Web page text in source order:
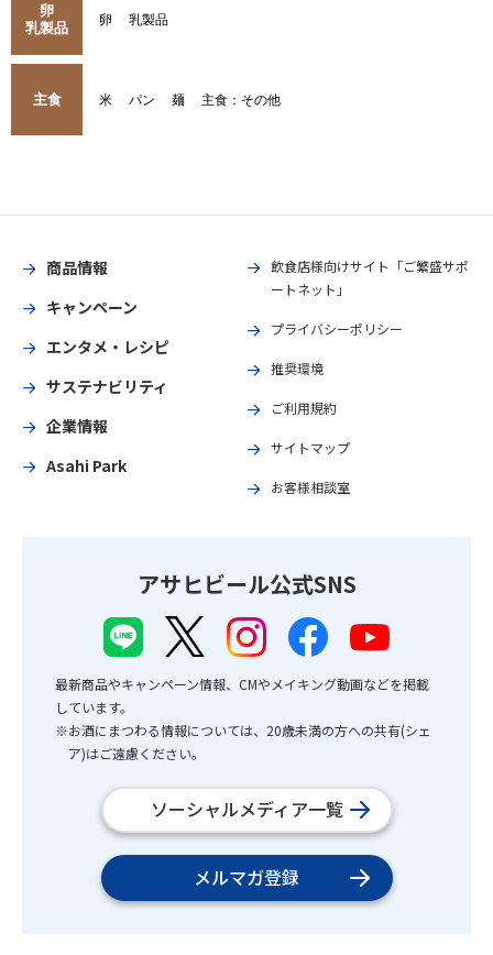
卵
乳製品
卵 乳製品
主食 米 パン 麺 主食：その他
商品情報
キャンペーン
エンタメ・レシピ
サステナビリティ
企業情報
Asahi Park
飲食店様向けサイト「ご繁盛サポ
ートネット」
プライバシーポリシー
推奨環境
ご利用規約
サイトマップ
お客様相談室
アサヒビール公式SNS
最新商品やキャンペーン情報、CMやメイキング動画などを掲載
しています。
※お酒にまつわる情報については、20歳未満の方への共有(シェ
ア)はご遠慮ください。
ソーシャルメディア一覧
メルマガ登録